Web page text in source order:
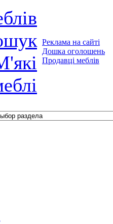
Реклама на сайті
Дошка оголошень
Продавці меблів